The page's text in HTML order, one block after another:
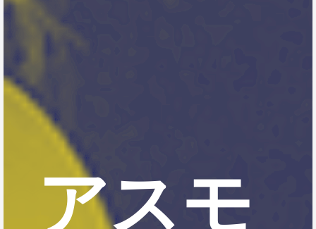
アスモ